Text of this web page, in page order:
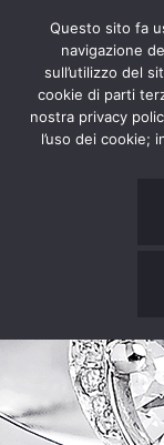
Questo sito fa
navigazione
sull’utilizzo del
cookie di parti
nostra privacy
l’uso dei cookie;